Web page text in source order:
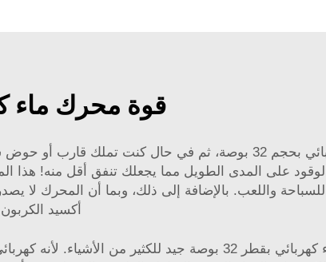
قوة محرك ماء
شراء محرك ماء كهربائي بحجم 32 بوصة، ثم في حال كنت
الوقود على المدى الطويل مما يجعلك تنفق أقل منه!
واللعب. بالإضافة إلى ذلك، وبما أن المحرك لا
أكسيد
استخدام محرك ماء كهربائي بقطر 32 بوصة جيد